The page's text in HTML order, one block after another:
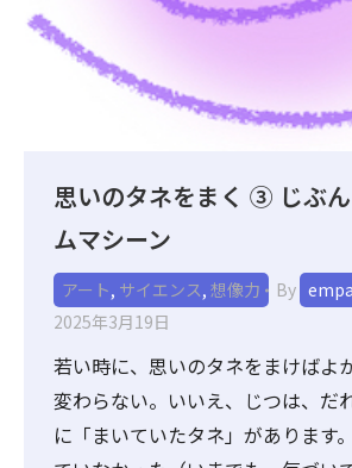
思いのタネをまく ③ じぶ
ムマシーン
アート, サイエンス, 想像力 By
2025年3月19日
若い時に、思いのタネをまけばよ
変わらない。いいえ、じつは、だ
に「まいていたタネ」があります